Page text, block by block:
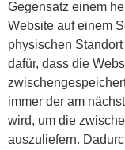
Gegensatz einem
Website auf einem
physischen
dafür, dass die
immer der am
wird, um die
auszuliefern.